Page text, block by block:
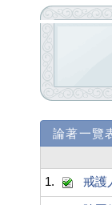
論著一覽
1.
戒護